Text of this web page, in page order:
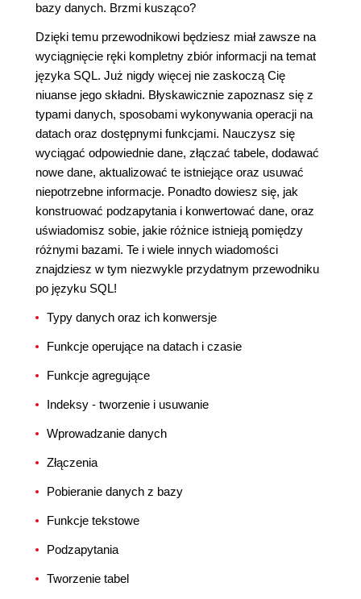
bazy danych. Brzmi kusząco?
Dzięki temu przewodnikowi będziesz miał zawsze na
wyciągnięcie ręki kompletny zbiór informacji na temat
języka SQL. Już nigdy więcej nie zaskoczą Cię
niuanse jego składni. Błyskawicznie zapoznasz się z
typami danych, sposobami wykonywania operacji na
datach oraz dostępnymi funkcjami. Nauczysz się
wyciągać odpowiednie dane, złączać tabele, dodawać
nowe dane, aktualizować te istniejące oraz usuwać
niepotrzebne informacje. Ponadto dowiesz się, jak
konstruować podzapytania i konwertować dane, oraz
uświadomisz sobie, jakie różnice istnieją pomiędzy
różnymi bazami. Te i wiele innych wiadomości
znajdziesz w tym niezwykle przydatnym przewodniku
po języku SQL!
Typy danych oraz ich konwersje
Funkcje operujące na datach i czasie
Funkcje agregujące
Indeksy - tworzenie i usuwanie
Wprowadzanie danych
Złączenia
Pobieranie danych z bazy
Funkcje tekstowe
Podzapytania
Tworzenie tabel